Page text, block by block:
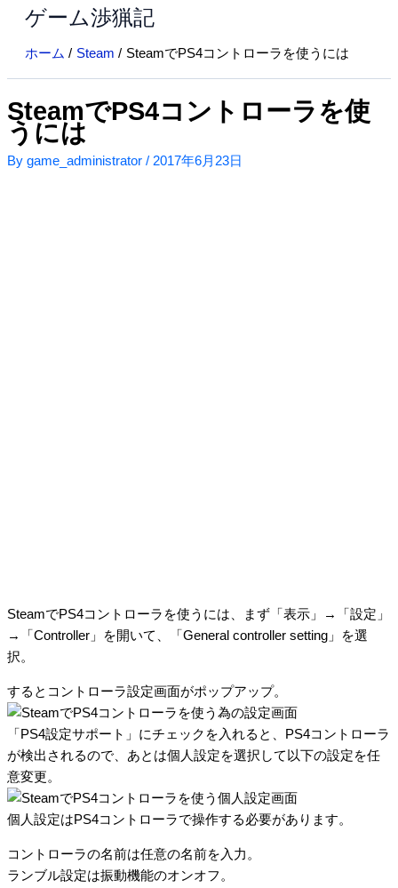
ス
キ
ッ
プ
ゲーム渉猟記
ホーム Steam SteamでPS4コントローラを使うには
SteamでPS4コントローラを使
うには
By game_administrator / 2017年6月23日
SteamでPS4コントローラを使うには、まず「表示」→「設定」
→「Controller」を開いて、「General controller setting」を選
択。
するとコントローラ設定画面がポップアップ。
「PS4設定サポート」にチェックを入れると、PS4コントローラ
が検出されるので、あとは個人設定を選択して以下の設定を任
意変更。
個人設定はPS4コントローラで操作する必要があります。
コントローラの名前は任意の名前を入力。
ランブル設定は振動機能のオンオフ。